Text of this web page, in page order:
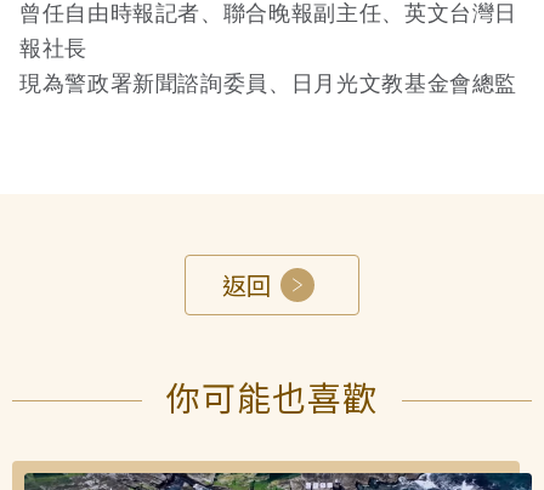
曾任自由時報記者、聯合晚報副主任、英文台灣日
報社長
現為警政署新聞諮詢委員、日月光文教基金會總監
返回
你可能也喜歡